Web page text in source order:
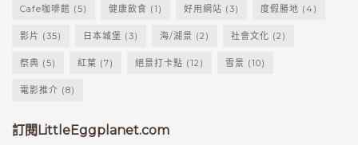
Cafe咖啡館 (5) 健康飲食 (1) 好用網站 (3) 度假勝地 (4)
影片 (35) 日本城堡 (3) 海/湖景 (2) 社會文化 (2)
祭典 (5) 紅葉 (7) 絕景打卡點 (12) 雪景 (10)
電影推介 (8)
訂閱LittleEggplanet.com